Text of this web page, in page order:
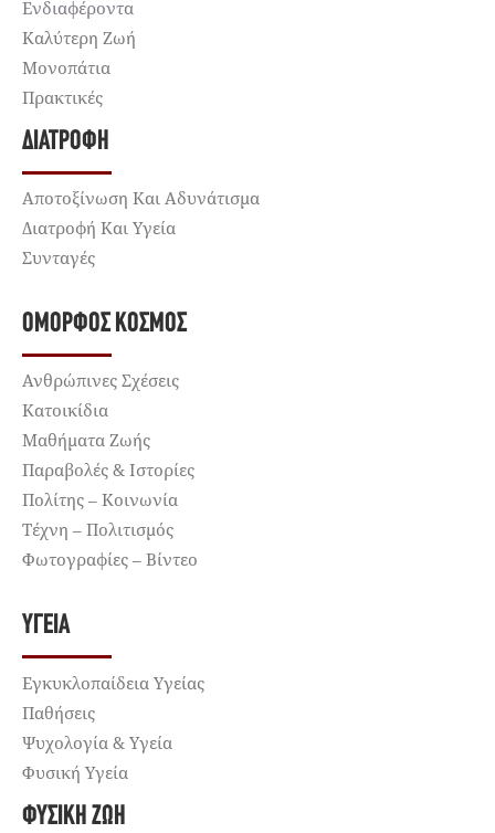
Ενδιαφέροντα
Καλύτερη Ζωή
Μονοπάτια
Πρακτικές
ΔΙΑΤΡΟΦΉ
Αποτοξίνωση Και Αδυνάτισμα
Διατροφή Και Υγεία
Συνταγές
ΌΜΟΡΦΟΣ ΚΌΣΜΟΣ
Ανθρώπινες Σχέσεις
Κατοικίδια
Μαθήματα Ζωής
Παραβολές & Ιστορίες
Πολίτης – Κοινωνία
Τέχνη – Πολιτισμός
Φωτογραφίες – Βίντεο
ΥΓΕΊΑ
Εγκυκλοπαίδεια Υγείας
Παθήσεις
Ψυχολογία & Υγεία
Φυσική Υγεία
ΦΥΣΙΚΉ ΖΩΉ